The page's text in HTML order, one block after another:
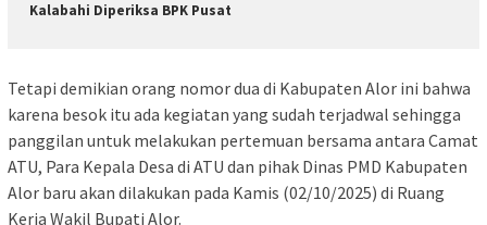
Kalabahi Diperiksa BPK Pusat
Tetapi demikian orang nomor dua di Kabupaten Alor ini bahwa
karena besok itu ada kegiatan yang sudah terjadwal sehingga
panggilan untuk melakukan pertemuan bersama antara Camat
ATU, Para Kepala Desa di ATU dan pihak Dinas PMD Kabupaten
Alor baru akan dilakukan pada Kamis (02/10/2025) di Ruang
Kerja Wakil Bupati Alor.